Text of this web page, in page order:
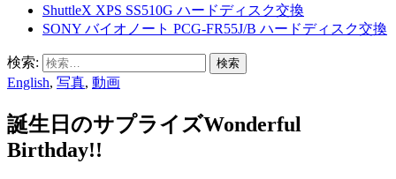
ShuttleX XPS SS510G ハードディスク交換
SONY バイオノート PCG-FR55J/B ハードディスク交換
検索:
English, 写真, 動画
誕生日のサプライズWonderful
Birthday!!